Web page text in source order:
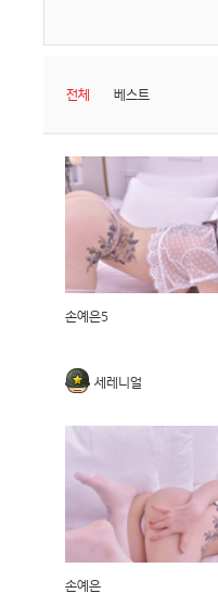
전체 베스트
손예은5
세레니얼
손예은